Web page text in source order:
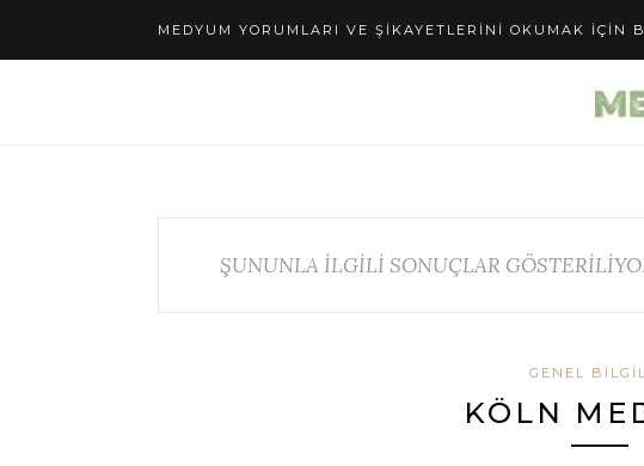
MEDYUM YORUMLARI VE ŞIKAYETLERINI OKUMAK IÇIN
ŞUNUNLA İLGİLİ SONUÇLAR
GENEL
KÖLN